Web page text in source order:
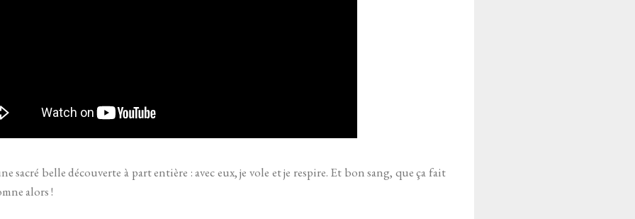
sacré belle découverte à part entière : avec eux, je vole et je respire. Et bon sang, que ça fait
alors !